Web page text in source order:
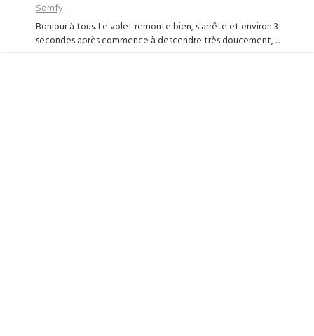
Somfy
Bonjour à tous. Le volet remonte bien, s'arrête et environ 3
secondes après commence à descendre très doucement, ...